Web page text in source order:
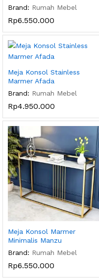
Brand: Rumah Mebel
Rp6.550.000
Meja Konsol Stainless
Marmer Afada
Brand: Rumah Mebel
Rp4.950.000
Meja Konsol Marmer
Minimalis Manzu
Brand: Rumah Mebel
Rp6.550.000